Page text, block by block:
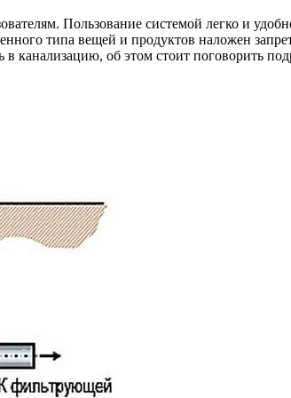
Пользование системой легко и
типа вещей и продуктов наложен
канализацию, об этом стоит поговорить